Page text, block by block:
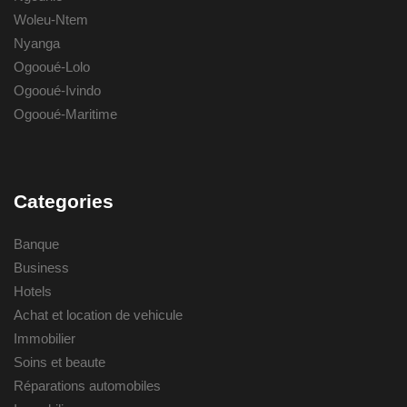
Woleu-Ntem
Nyanga
Ogooué-Lolo
Ogooué-Ivindo
Ogooué-Maritime
Categories
Banque
Business
Hotels
Achat et location de vehicule
Immobilier
Soins et beaute
Réparations automobiles